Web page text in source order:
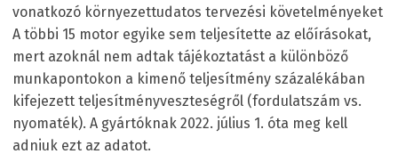
vonatkozó környezettudatos tervezési követelményeket
A többi 15 motor egyike sem teljesítette az előírásokat,
mert azoknál nem adtak tájékoztatást a különböző
munkapontokon a kimenő teljesítmény százalékában
kifejezett teljesítményveszteségről (fordulatszám vs.
nyomaték). A gyártóknak 2022. július 1. óta meg kell
adniuk ezt az adatot.